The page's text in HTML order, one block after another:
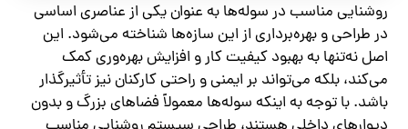
روشنایی مناسب در سوله‌ها به عنوان یکی از عناصری اساسی
در طراحی و بهره‌برداری از این سازه‌ها شناخته می‌شود. این
اصل نه‌تنها به بهبود کیفیت کار و افزایش بهره‌وری کمک
می‌کند، بلکه می‌تواند بر ایمنی و راحتی کارکنان نیز تأثیرگذار
باشد. با توجه به اینکه سوله‌ها معمولاً فضاهای بزرگ و بدون